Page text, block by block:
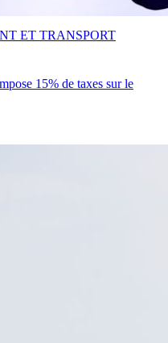
15% de taxes sur le
ET TRANSPORT